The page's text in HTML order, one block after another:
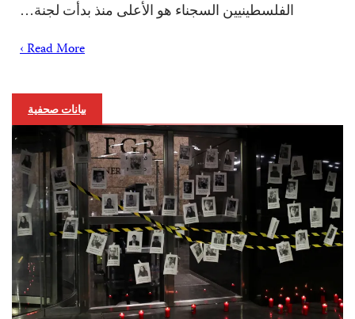
الفلسطينيين السجناء هو الأعلى منذ بدأت لجنة…
Read More ›
بيانات صحفية